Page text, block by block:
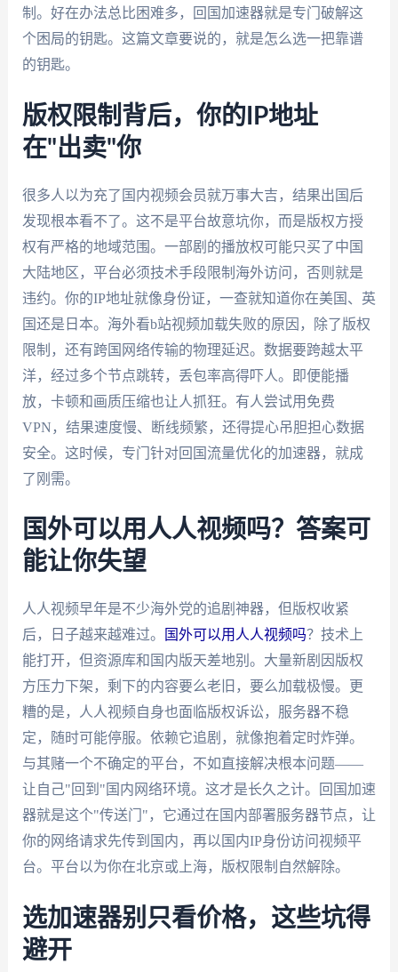
制。好在办法总比困难多，回国加速器就是专门破解这
个困局的钥匙。这篇文章要说的，就是怎么选一把靠谱
的钥匙。
版权限制背后，你的IP地址
在"出卖"你
很多人以为充了国内视频会员就万事大吉，结果出国后
发现根本看不了。这不是平台故意坑你，而是版权方授
权有严格的地域范围。一部剧的播放权可能只买了中国
大陆地区，平台必须技术手段限制海外访问，否则就是
违约。你的IP地址就像身份证，一查就知道你在美国、英
国还是日本。海外看b站视频加载失败的原因，除了版权
限制，还有跨国网络传输的物理延迟。数据要跨越太平
洋，经过多个节点跳转，丢包率高得吓人。即便能播
放，卡顿和画质压缩也让人抓狂。有人尝试用免费
VPN，结果速度慢、断线频繁，还得提心吊胆担心数据
安全。这时候，专门针对回国流量优化的加速器，就成
了刚需。
国外可以用人人视频吗？答案可
能让你失望
人人视频早年是不少海外党的追剧神器，但版权收紧
后，日子越来越难过。
国外可以用人人视频吗？技术上
能打开，但资源库和国内版天差地别。大量新剧因版权
方压力下架，剩下的内容要么老旧，要么加载极慢。更
糟的是，人人视频自身也面临版权诉讼，服务器不稳
定，随时可能停服。依赖它追剧，就像抱着定时炸弹。
与其赌一个不确定的平台，不如直接解决根本问题——
让自己"回到"国内网络环境。这才是长久之计。回国加速
器就是这个"传送门"，它通过在国内部署服务器节点，让
你的网络请求先传到国内，再以国内IP身份访问视频平
台。平台以为你在北京或上海，版权限制自然解除。
选加速器别只看价格，这些坑得
避开